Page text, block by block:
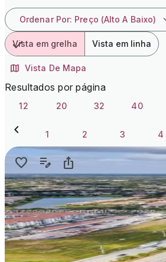
Ordenar Por: Preço (alto A Baixo)
Vista em grelha Vista em linha
Vista De Mapa
Resultados por página
12 20 32 40
1 2 3 4